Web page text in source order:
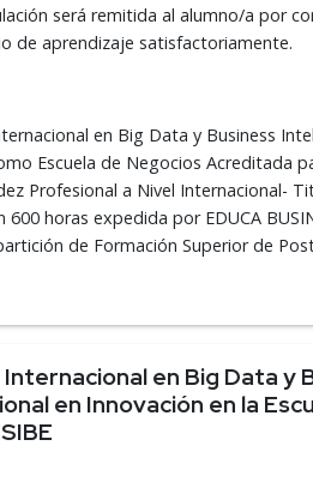
será remitida al alumno/a por
de aprendizaje satisfactoriamente.
en Big Data y Business
Escuela de Negocios Acreditada
Profesional a Nivel Internacional-
horas expedida por EDUCA
de Formación Superior de
en Big Data y
en Innovación en la